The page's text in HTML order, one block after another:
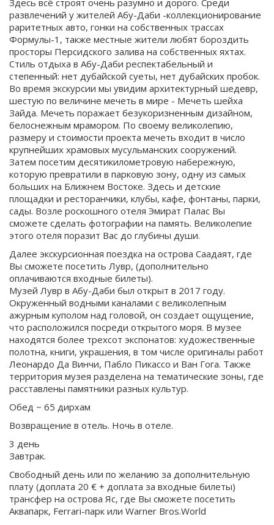
развлечений у жителей Абу-Даби -коллекционирование
раритетных авто, гонки на собственных трассах
Формулы-1, также местные жители любят бороздить
просторы Персидского залива на собственных яхтах.
Стиль отдыха в Абу-Даби респектабельный и
степенный: нет дубайской суеты, нет дубайских пробок.
Во время экскурсии мы увидим архитектурный шедевр,
шестую по величине мечеть в мире - Мечеть шейха
Зайда. Мечеть поражает безукоризненным дизайном,
белоснежным мрамором. По своему великолепию,
размеру и стоимости проекта мечеть входит в число
крупнейших храмовых мусульманских сооружений.
Затем посетим десятикилометровую набережную,
которую превратили в парковую зону, одну из самых
больших на Ближнем Востоке. Здесь и детские
площадки и ресторанчики, клубы, кафе, фонтаны, парки,
сады. Возле роскошного отеля Эмират Палас Вы
сможете сделать фотографии на память. Великолепие
этого отеля поразит Вас до глубины души.
Далее экскурсионная поездка на острова Саадаят, где
Вы сможете посетить Лувр, (дополнительно
оплачиваются входные билеты).
Музей Лувр в Абу-Даби был открыт в 2017 году.
Окруженный водными каналами с великолепным
ажурным куполом над головой, он создает ощущение,
что расположился посреди открытого моря. В музее
находятся более трехсот экспонатов: художественные
полотна, книги, украшения, в том числе оригиналы работ
Леонардо Да Винчи, Пабло Пикассо и Ван Гога. Также
территория музея разделена на тематические зоны, где
расставлены памятники разных культур.
Обед ~ 65 дирхам
Возвращение в отель. Ночь в отеле.
3 день
Завтрак.
Свободный день или по желанию за дополнительную
плату (доплата 20 € + доплата за входные билеты)
трансфер на острова Яс, где Вы сможете посетить
Аквапарк, Ferrari-парк или Warner Bros.World